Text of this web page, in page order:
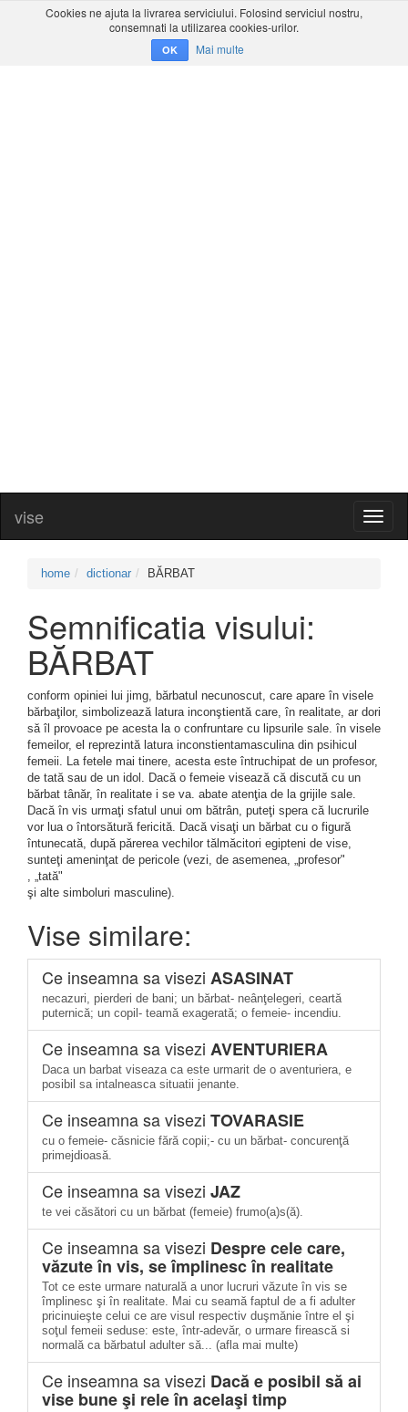
Cookies ne ajuta la livrarea serviciului. Folosind serviciul nostru,
consemnati la utilizarea cookies-urilor.
OK Mai multe
vise
home dictionar BĂRBAT
Semnificatia visului:
BĂRBAT
conform opiniei lui jimg, bărbatul necunoscut, care apare în visele
bărbaţilor, simbolizează latura inconştientă care, în realitate, ar dori
să îl provoace pe acesta la o confruntare cu lipsurile sale. în visele
femeilor, el reprezintă latura inconstientamasculina din psihicul
femeii. La fetele mai tinere, acesta este întruchipat de un profesor,
de tată sau de un idol. Dacă o femeie visează că discută cu un
bărbat tânăr, în realitate i se va. abate atenţia de la grijile sale.
Dacă în vis urmaţi sfatul unui om bătrân, puteţi spera că lucrurile
vor lua o întorsătură fericită. Dacă visaţi un bărbat cu o figură
întunecată, după părerea vechilor tălmăcitori egipteni de vise,
sunteţi ameninţat de pericole (vezi, de asemenea, „profesor"
, „tată"
şi alte simboluri masculine).
Vise similare:
Ce inseamna sa visezi ASASINAT
necazuri, pierderi de bani; un bărbat- neânţelegeri, ceartă
puternică; un copil- teamă exagerată; o femeie- incendiu.
Ce inseamna sa visezi AVENTURIERA
Daca un barbat viseaza ca este urmarit de o aventuriera, e
posibil sa intalneasca situatii jenante.
Ce inseamna sa visezi TOVARASIE
cu o femeie- căsnicie fără copii;- cu un bărbat- concurenţă
primejdioasă.
Ce inseamna sa visezi JAZ
te vei căsători cu un bărbat (femeie) frumo(a)s(ă).
Ce inseamna sa visezi Despre cele care,
văzute în vis, se împlinesc în realitate
Tot ce este urmare naturală a unor lucruri văzute în vis se
împlinesc şi în realitate. Mai cu seamă faptul de a fi adulter
pricinuieşte celui ce are visul respectiv duşmănie între el şi
soţul femeii seduse: este, într-adevăr, o urmare firească si
normală ca bărbatul adulter să... (afla mai multe)
Ce inseamna sa visezi Dacă e posibil să ai
vise bune şi rele în acelaşi timp